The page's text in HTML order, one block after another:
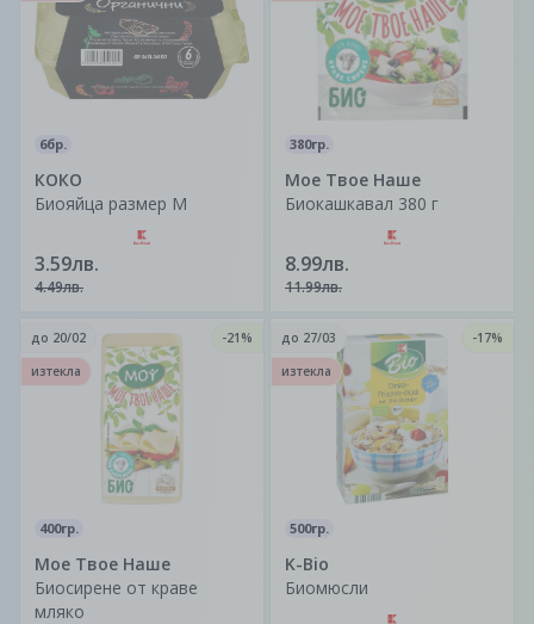
6бр.
КОКО
Биояйца размер М
3.59лв.
4.49лв.
380гр.
Мое Твое Наше
Биокашкавал 380 г
8.99лв.
11.99лв.
400гр.
Мое Твое Наше
Биосирене от краве
мляко
до 20/02
-21%
изтекла
500гр.
K-Bio
Биомюсли
до 27/03
-17%
изтекла